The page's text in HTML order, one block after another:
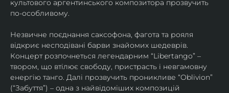
культового аргентинського композитора прозвучить
по-особливому.
Незвичне поєднання саксофона, фагота та рояля
відкриє несподівані барви знайомих шедеврів.
Концерт розпочнеться легендарним “Libertango” –
твором, що втілює свободу, пристрасть і невгамовну
енергію танго. Далі прозвучить проникливе “Oblivion”
(“Забуття”) – одна з найвідоміших композицій